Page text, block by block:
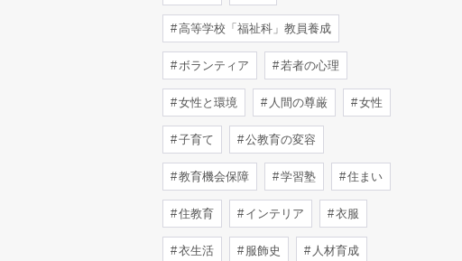
高等学校「福祉科」教員養成
ボランティア 若者の心理
女性と環境 人間の尊厳 女性
子育て 公教育の変容
教育機会保障 学習塾 住まい
住教育 インテリア 衣服
衣生活 服飾史 人材育成